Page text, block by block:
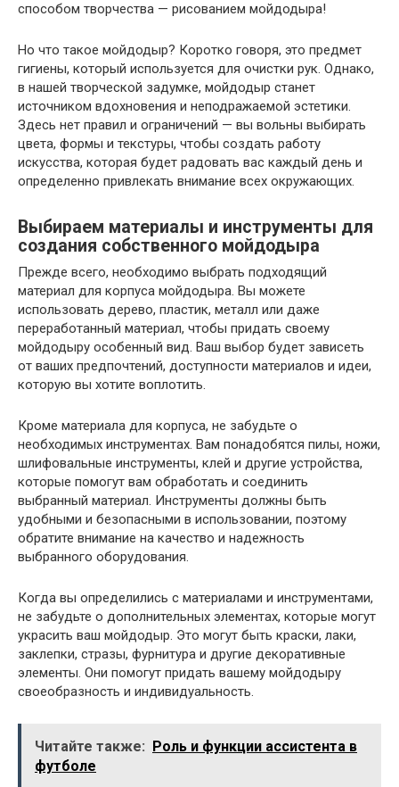
способом творчества — рисованием мойдодыра!
Но что такое мойдодыр? Коротко говоря, это предмет
гигиены, который используется для очистки рук. Однако,
в нашей творческой задумке, мойдодыр станет
источником вдохновения и неподражаемой эстетики.
Здесь нет правил и ограничений — вы вольны выбирать
цвета, формы и текстуры, чтобы создать работу
искусства, которая будет радовать вас каждый день и
определенно привлекать внимание всех окружающих.
Выбираем материалы и инструменты для
создания собственного мойдодыра
Прежде всего, необходимо выбрать подходящий
материал для корпуса мойдодыра. Вы можете
использовать дерево, пластик, металл или даже
переработанный материал, чтобы придать своему
мойдодыру особенный вид. Ваш выбор будет зависеть
от ваших предпочтений, доступности материалов и идеи,
которую вы хотите воплотить.
Кроме материала для корпуса, не забудьте о
необходимых инструментах. Вам понадобятся пилы, ножи,
шлифовальные инструменты, клей и другие устройства,
которые помогут вам обработать и соединить
выбранный материал. Инструменты должны быть
удобными и безопасными в использовании, поэтому
обратите внимание на качество и надежность
выбранного оборудования.
Когда вы определились с материалами и инструментами,
не забудьте о дополнительных элементах, которые могут
украсить ваш мойдодыр. Это могут быть краски, лаки,
заклепки, стразы, фурнитура и другие декоративные
элементы. Они помогут придать вашему мойдодыру
своеобразность и индивидуальность.
Читайте также:
Роль и функции ассистента в
футболе